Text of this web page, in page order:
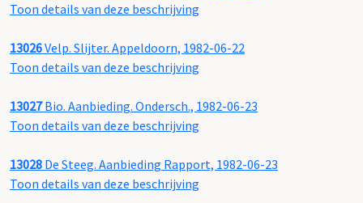
Toon details van deze beschrijving
13026Velp. Slijter. Appeldoorn, 1982-06-22
Toon details van deze beschrijving
13027Bio. Aanbieding. Ondersch., 1982-06-23
Toon details van deze beschrijving
13028 De Steeg. Aanbieding Rapport, 1982-06-23
Toon details van deze beschrijving